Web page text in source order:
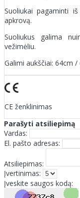
Suoliukai pagaminti
apkrovą.
Suoliukus galima
vežimėliu.
Galimi aukščiai: 64cm
CE ženklinimas
Parašyti atsiliepimą
Vardas:
El. pašto adresas:
Atsiliepimas:
Įvertinimas:
Įveskite saugos kodą: